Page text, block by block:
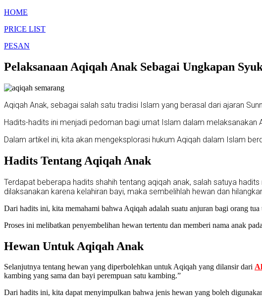
HOME
PRICE LIST
PESAN
Pelaksanaan Aqiqah Anak Sebagai Ungkapan
Aqiqah Anak, sebagai salah satu tradisi Islam yang berasal dari ajaran
Hadits-hadits ini menjadi pedoman bagi umat Islam dalam
Dalam artikel ini, kita akan mengeksplorasi hukum Aqiqah dalam Islam
Hadits Tentang Aqiqah Anak
Terdapat beberapa hadits shahih tentang aqiqah anak, salah satuya hadits
dilaksanakan karena kelahiran bayi, maka sembelihlah hewan dan
Dari hadits ini, kita memahami bahwa Aqiqah adalah suatu anjuran bagi orang
Proses ini melibatkan penyembelihan hewan tertentu dan memberi nama anak
Hewan Untuk Aqiqah Anak
Selanjutnya tentang hewan yang diperbolehkan untuk Aqiqah yang dilansir dari
kambing yang sama dan bayi perempuan satu kambing.”
Dari hadits ini, kita dapat menyimpulkan bahwa jenis hewan yang boleh